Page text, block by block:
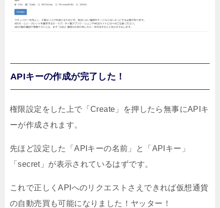
APIキーの作成が完了した！
権限設定をした上で「Create」を押したら無事にAPIキ
ーが作成されます。
先ほど設定した「APIキーの名前」と「APIキー」
「secret」が表示されているはずです。
これで正しくAPIへのリクエストさえできれば仮想通貨
の自動売買も可能になりました！ヤッター！